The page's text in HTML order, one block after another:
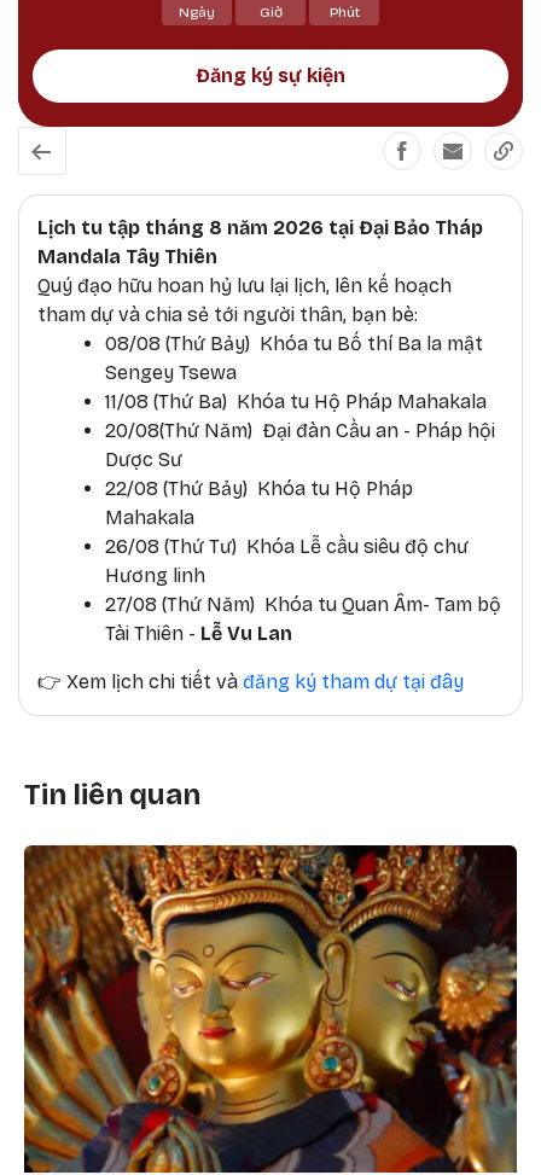
Ngày Giờ Phút
Đăng ký sự kiện
Lịch tu tập tháng 8 năm 2026 tại Đại Bảo Tháp
Mandala Tây Thiên
Quý đạo hữu hoan hỷ lưu lại lịch, lên kế hoạch
tham dự và chia sẻ tới người thân, bạn bè:
08/08 (Thứ Bảy) Khóa tu Bố thí Ba la mật
Sengey Tsewa
11/08 (Thứ Ba) Khóa tu Hộ Pháp Mahakala
20/08(Thứ Năm) Đại đàn Cầu an - Pháp hội
Dược Sư
22/08 (Thứ Bảy) Khóa tu Hộ Pháp
Mahakala
26/08 (Thứ Tư) Khóa Lễ cầu siêu độ chư
Hương linh
27/08 (Thứ Năm) Khóa tu Quan Âm- Tam bộ
Tài Thiên - Lễ Vu Lan
👉 Xem lịch chi tiết và đăng ký tham dự tại đây
Tin liên quan